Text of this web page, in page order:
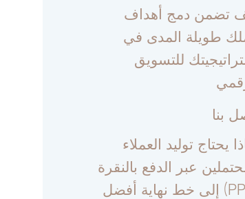
تضمن دمج أهداف
طويلة المدى في
للتسويق
بنا
يحتاج توليد العملاء
عبر الدفع بالنقرة